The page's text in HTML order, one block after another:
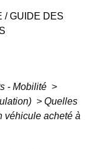
/GUIDE DES
- Mobilité >
> Quelles
véhicule acheté à